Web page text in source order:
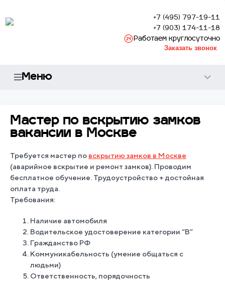
+7 (495) 797-19-11
+7 (903) 174-11-18
Работаем круглосуточно
Заказать звонок
Меню
Мастер по вскрытию замков
вакансии в Москве
Требуется мастер по вскрытию замков в Москве
(аварийное вскрытие и ремонт замков). Проводим
бесплатное обучение. Трудоустройство + достойная
оплата труда.
Требования:
Наличие автомобиля
Водительское удостоверение категории “В”
Гражданство РФ
Коммуникабельность (умение общаться с
людьми)
Ответственность, порядочность